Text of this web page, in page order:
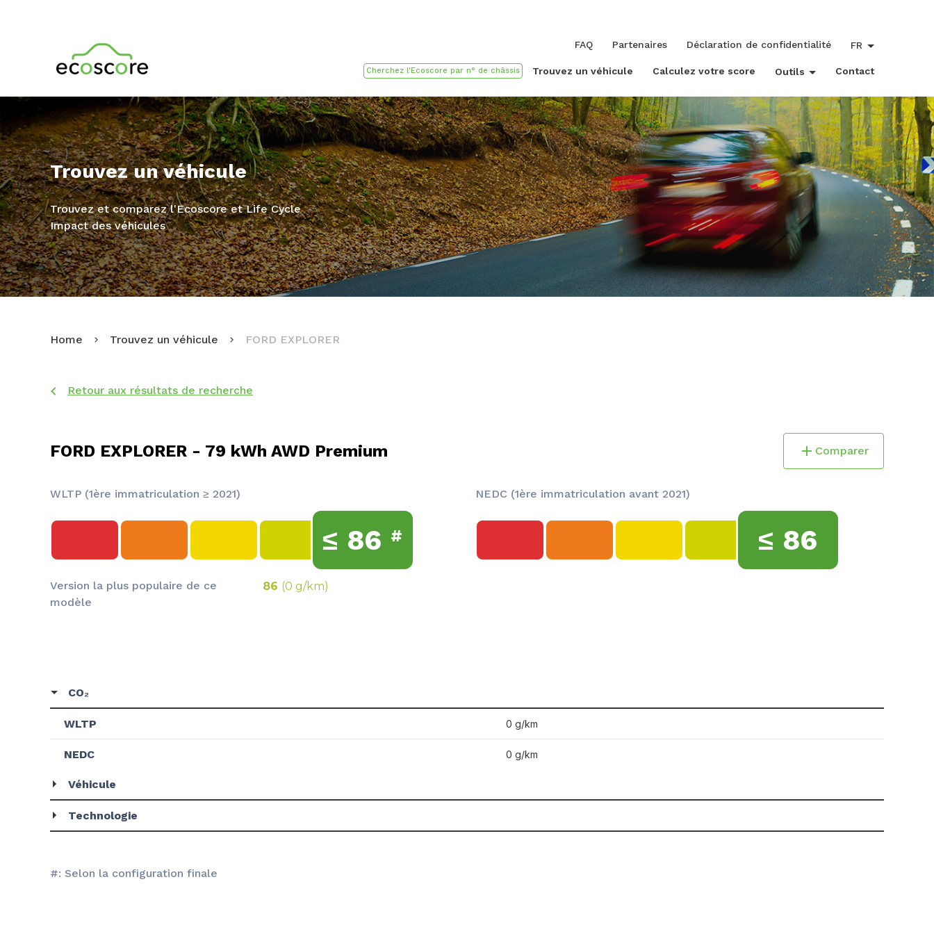
Trouvez un véhicule Calculez votre score Outils Contact
FAQ Partenaires Déclaration de confidentialité FR
Trouvez un véhicule
Trouvez et comparez l'Ecoscore et Life Cycle
Impact des véhicules
Home Trouvez un véhicule FORD EXPLORER
Retour aux résultats de recherche
FORD EXPLORER - 79 kWh AWD Premium Comparer
WLTP (1ère immatriculation ≥ 2021)
≤ 86 #
Version la plus populaire de ce
modèle
86 (0 g/km)
NEDC (1ère immatriculation avant 2021)
≤ 86
CO₂
WLTP 0 g/km
NEDC 0 g/km
Véhicule
Technologie
#: Selon la configuration finale